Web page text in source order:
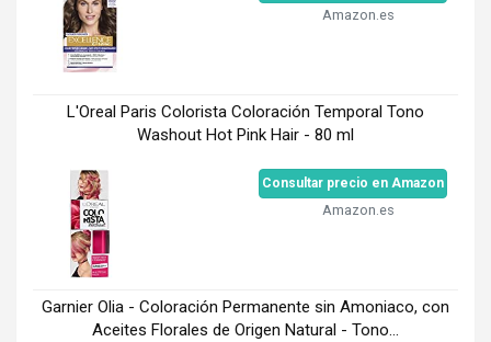
Amazon.es
L'Oreal Paris Colorista Coloración Temporal Tono
Washout Hot Pink Hair - 80 ml
Consultar precio en Amazon
Amazon.es
Garnier Olia - Coloración Permanente sin Amoniaco, con
Aceites Florales de Origen Natural - Tono...